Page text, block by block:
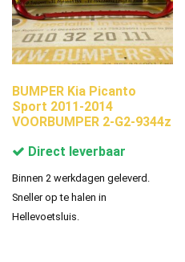
BUMPER Kia Picanto
Sport 2011-2014
VOORBUMPER 2-G2-9344z
Direct leverbaar
Binnen 2 werkdagen geleverd.
Sneller op te halen in
Hellevoetsluis.